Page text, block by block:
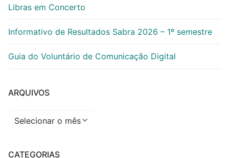
Libras em Concerto
Informativo de Resultados Sabra 2026 – 1º semestre
Guia do Voluntário de Comunicação Digital
ARQUIVOS
Arquivos
CATEGORIAS